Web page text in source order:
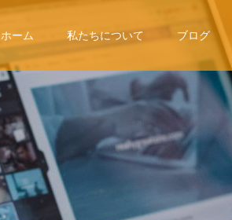
ホーム 私たちについて ブログ